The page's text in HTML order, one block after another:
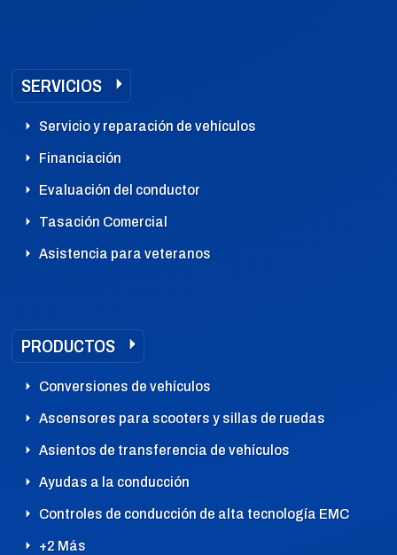
SERVICIOS
Servicio y reparación de vehículos
Financiación
Evaluación del conductor
Tasación Comercial
Asistencia para veteranos
PRODUCTOS
Conversiones de vehículos
Ascensores para scooters y sillas de ruedas
Asientos de transferencia de vehículos
Ayudas a la conducción
Controles de conducción de alta tecnología EMC
+2 Más